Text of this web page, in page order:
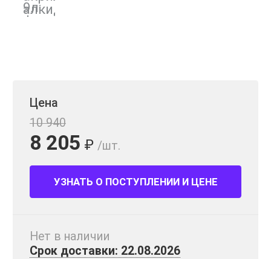
Цена
10 940
8 205 ₽ /шт.
УЗНАТЬ О ПОСТУПЛЕНИИ И ЦЕНЕ
Нет в наличии
Срок доставки: 22.08.2026